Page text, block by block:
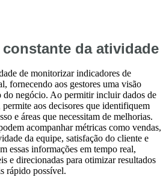
da atividade
de monitorizar indicadores de
fornecendo aos gestores uma visão
do negócio. Ao permitir incluir dados de
permite aos decisores que identifiquem
e áreas que necessitam de melhorias.
acompanhar métricas como vendas,
da equipe, satisfação do cliente e
essas informações em tempo real,
e direcionadas para otimizar resultados
rápido possível.